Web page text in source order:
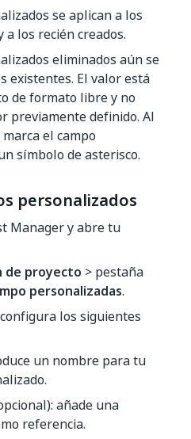
se aplican a los
los recién creados.
eliminados aún se
existentes. El valor está
de formato libre y no
previamente definido. Al
el campo
símbolo de asterisco.
personalizados
Manager y abre tu
de proyecto > pestaña
personalizadas.
los siguientes
un nombre para tu
añade una
referencia.